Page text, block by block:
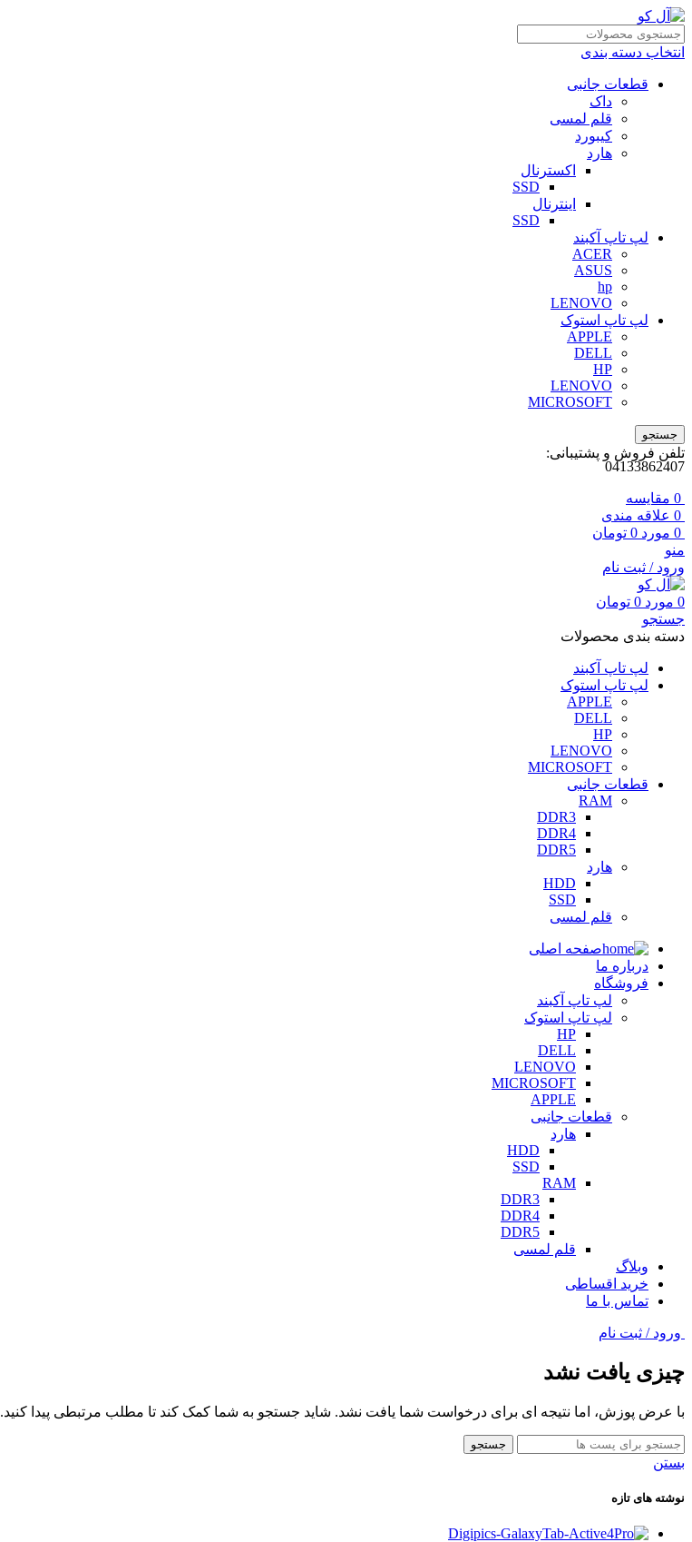
انتخاب دسته بندی
قطعات جانبی
داک
قلم لمسی
کیبورد
هارد
اکسترنال
SSD
اینترنال
SSD
لپ تاپ آکبند
ACER
ASUS
hp
LENOVO
لپ تاپ استوک
APPLE
DELL
HP
LENOVO
MICROSOFT
جستجو
تلفن فروش و پشتیبانی:
04133862407
0 مقايسه
0 علاقه مندی
0 مورد 0 تومان
منو
ورود / ثبت نام
0 مورد 0 تومان
جستجو
دسته بندی محصولات
لپ تاپ آکبند
لپ تاپ استوک
APPLE
DELL
HP
LENOVO
MICROSOFT
قطعات جانبی
RAM
DDR3
DDR4
DDR5
هارد
HDD
SSD
قلم لمسی
صفحه اصلی
درباره ما
فروشگاه
لپ تاپ آکبند
لپ تاپ استوک
HP
DELL
LENOVO
MICROSOFT
APPLE
قطعات جانبی
هارد
HDD
SSD
RAM
DDR3
DDR4
DDR5
قلم لمسی
وبلاگ
خرید اقساطی
تماس با ما
ورود / ثبت نام
چیزی یافت نشد
با عرض پوزش، اما نتیجه ای برای درخواست شما یافت نشد. شاید جستجو به شما کمک کند تا مطلب مرتبطی پیدا کنید.
جستجو
بستن
نوشته های تازه